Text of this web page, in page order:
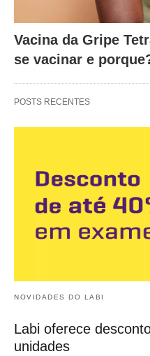
Vacina da Gripe
se vacinar e
POSTS RECENTES
NOVIDADES DO LABI
Labi oferece
unidades